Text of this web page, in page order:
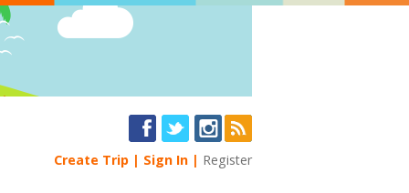
Create Trip Sign In Register